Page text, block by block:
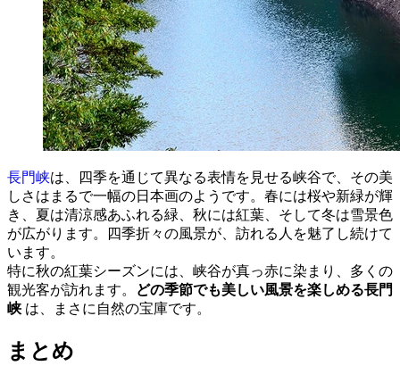
長門峡は、四季を通じて異なる表情を見せる峡谷で、その美
しさはまるで一幅の日本画のようです。春には桜や新緑が輝
き、夏は清涼感あふれる緑、秋には紅葉、そして冬は雪景色
が広がります。四季折々の風景が、訪れる人を魅了し続けて
います。
特に秋の紅葉シーズンには、峡谷が真っ赤に染まり、多くの
観光客が訪れます。
どの季節でも美しい風景を楽しめる長門
峡 は、まさに自然の宝庫です。
まとめ